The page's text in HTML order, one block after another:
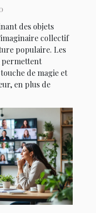
des objets
collectif
populaire. Les
permettent
de magie et
en plus de